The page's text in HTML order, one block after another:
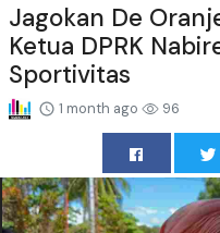
Jagokan De
Ketua DPRK
Sportivitas
1 month ago 96